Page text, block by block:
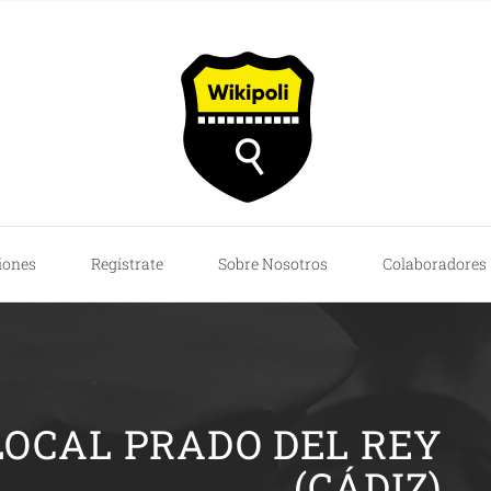
Regístrate Sobre Nosotros Colaboradores
PRADO DEL REY